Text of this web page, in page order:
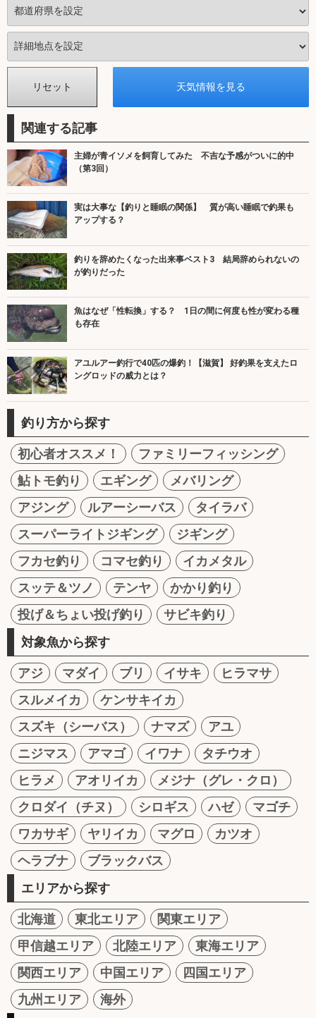
関連する記事
主婦が青イソメを飼育してみた 不吉な予感がついに的中
（第3回）
実は大事な【釣りと睡眠の関係】 質が高い睡眠で釣果も
アップする？
釣りを辞めたくなった出来事ベスト3 結局辞められないの
が釣りだった
魚はなぜ「性転換」する？ 1日の間に何度も性が変わる種
も存在
アユルアー釣行で40匹の爆釣！【滋賀】 好釣果を支えたロ
ングロッドの威力とは？
釣り方から探す
初心者オススメ！
ファミリーフィッシング
鮎トモ釣り
エギング
メバリング
アジング
ルアーシーバス
タイラバ
スーパーライトジギング
ジギング
フカセ釣り
コマセ釣り
イカメタル
スッテ＆ツノ
テンヤ
かかり釣り
投げ＆ちょい投げ釣り
サビキ釣り
対象魚から探す
アジ マダイ ブリ イサキ
ヒラマサ
スルメイカ
ケンサキイカ
スズキ（シーバス）
ナマズ
アユ
ニジマス
アマゴ イワナ
タチウオ
ヒラメ
アオリイカ
メジナ（グレ・クロ）
クロダイ（チヌ）
シロギス ハゼ
マゴチ
ワカサギ
ヤリイカ マグロ
カツオ
ヘラブナ
ブラックバス
エリアから探す
北海道 東北エリア
関東エリア
甲信越エリア
北陸エリア
東海エリア
関西エリア
中国エリア
四国エリア
九州エリア
海外